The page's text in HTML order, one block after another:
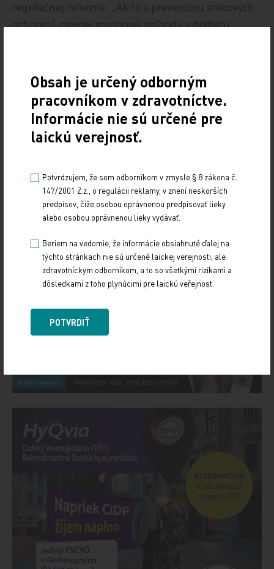
regulačnej reforme. „Ak to s prevenciou srdcových
ochorení, cievnej mozgovej príhody a diabetu
prevencie,“ zdôraznil profesor Münzel.
Pracovná skupina ESC pre environmentálnu
udržateľnosť pod vedením Thomasa Münzela už
pracuje na integrácii hluku a znečistenia ovzdušia
v prostredí už nie je len otázkou urbanistického
plánovania. Je to medicínsky naliehavá situácia
vyžadujúca okamžitú pozornosť lekárov,
pedagógov i tvorcov politík."
Vyšlo na tribune.cz
Obsah je určený odborným
pracovníkom v zdravotníctve.
Informácie nie sú určené pre
laickú verejnosť.
Potvrdzujem, že som odborníkom v zmysle § 8 zákona č.
147/2001 Z.z., o regulácii reklamy, v znení neskorších
predpisov, čiže osobou oprávnenou predpisovať lieky
alebo osobou oprávnenou lieky vydávať.
Beriem na vedomie, že informácie obsiahnuté ďalej na
týchto stránkach nie sú určené laickej verejnosti, ale
zdravotníckym odborníkom, a to so všetkými rizikami a
dôsledkami z toho plynúcimi pre laickú veřejnost.
POTVRDIŤ